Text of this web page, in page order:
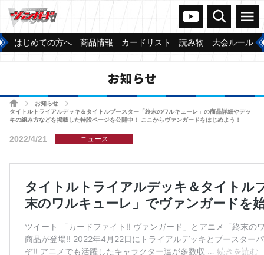
ヴァンガードch
検索 メニュー
はじめての方へ 商品情報 カードリスト 読み物 大会ルール
お知らせ
ホームお知らせ
タイトルトライアルデッキ＆タイトルブースター「終末のワルキューレ」の商品詳細やデッ
キの組み方などを掲載した特設ページを公開中！ ここからヴァンガードをはじめよう！
2022/4/21 ニュース